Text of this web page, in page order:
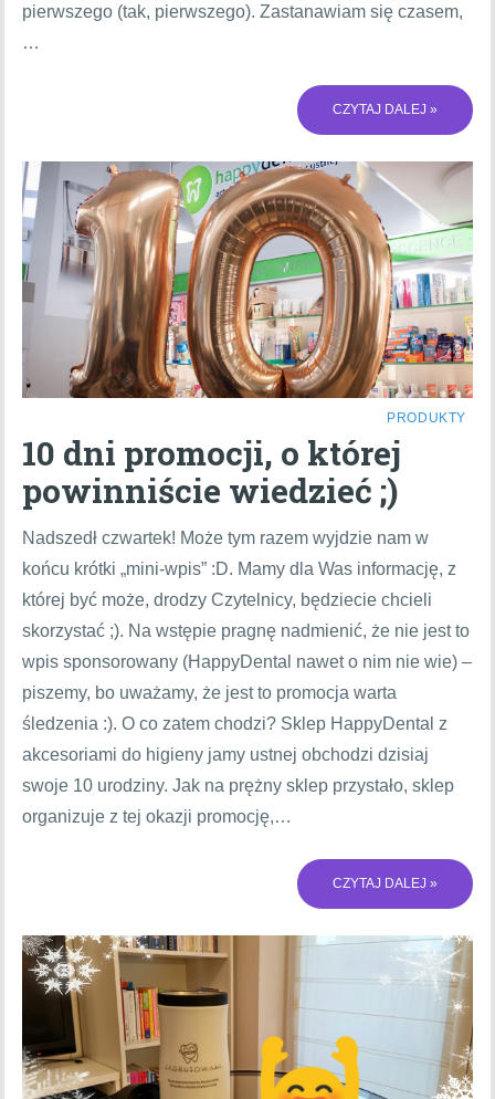
pierwszego (tak, pierwszego). Zastanawiam się czasem,
…
CZYTAJ DALEJ »
PRODUKTY
10 dni promocji, o której
powinniście wiedzieć ;)
Nadszedł czwartek! Może tym razem wyjdzie nam w
końcu krótki „mini-wpis” :D. Mamy dla Was informację, z
której być może, drodzy Czytelnicy, będziecie chcieli
skorzystać ;). Na wstępie pragnę nadmienić, że nie jest to
wpis sponsorowany (HappyDental nawet o nim nie wie) –
piszemy, bo uważamy, że jest to promocja warta
śledzenia :). O co zatem chodzi? Sklep HappyDental z
akcesoriami do higieny jamy ustnej obchodzi dzisiaj
swoje 10 urodziny. Jak na prężny sklep przystało, sklep
organizuje z tej okazji promocję,…
CZYTAJ DALEJ »